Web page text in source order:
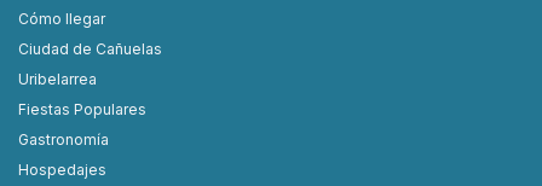
Cómo llegar
Ciudad de Cañuelas
Uribelarrea
Fiestas Populares
Gastronomía
Hospedajes